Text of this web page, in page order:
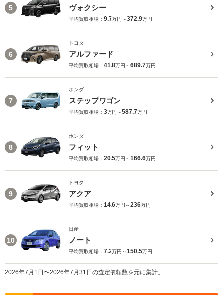
5 ヴォクシー
平均買取相場： 9.7万円～372.9万円
6
トヨタ
アルファード
平均買取相場： 41.8万円～689.7万円
7
ホンダ
ステップワゴン
平均買取相場： 3万円～587.7万円
8
ホンダ
フィット
平均買取相場： 20.5万円～166.6万円
9
トヨタ
アクア
平均買取相場： 14.6万円～236万円
10
日産
ノート
平均買取相場： 7.2万円～150.5万円
2026年7月1日〜2026年7月31日の査定依頼数を元に集計。